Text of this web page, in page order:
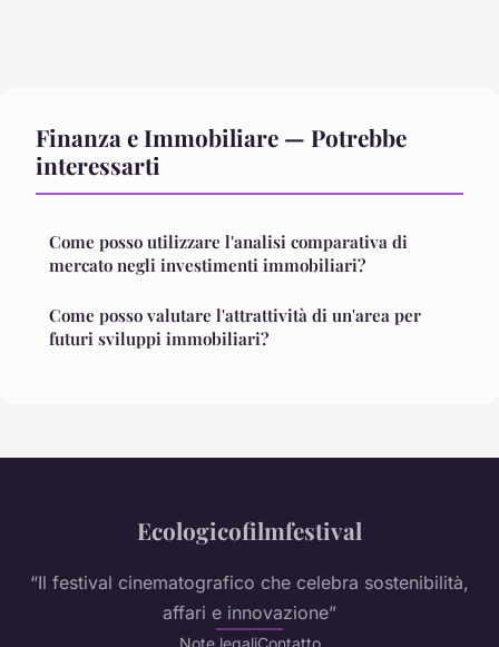
Finanza e Immobiliare — Potrebbe
interessarti
Come posso utilizzare l'analisi comparativa di
mercato negli investimenti immobiliari?
Come posso valutare l'attrattività di un'area per
futuri sviluppi immobiliari?
Ecologicofilmfestival
“Il festival cinematografico che celebra sostenibilità,
affari e innovazione”
Note legaliContatto